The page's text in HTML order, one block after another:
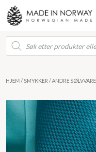
Products
search
HJEM / SMYKKER /ANDRE